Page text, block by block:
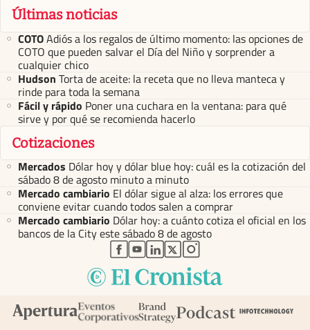
Últimas noticias
COTOAdiós a los regalos de último momento: las opciones de
COTO que pueden salvar el Día del Niño y sorprender a
cualquier chico
Hudson Torta de aceite: la receta que no lleva manteca y
rinde para toda la semana
Fácil y rápido Poner una cuchara en la ventana: para qué
sirve y por qué se recomienda hacerlo
Cotizaciones
Mercados Dólar hoy y dólar blue hoy: cuál es la cotización del
sábado 8 de agosto minuto a minuto
Mercado cambiario El dólar sigue al alza: los errores que
conviene evitar cuando todos salen a comprar
Mercado cambiario Dólar hoy: a cuánto cotiza el oficial en los
bancos de la City este sábado 8 de agosto
abre en nueva pestaña
abre en nueva pestaña
abre en nueva pestaña
abre en nueva pestaña
abre en nueva pestaña